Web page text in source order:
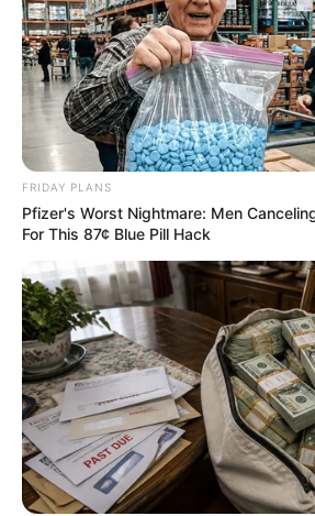
It Might Be Quentin Tarantino's
BRAINBERRIES
Why this ordinary drink is the
best every day
FRIDAY PLANS
Pfizer's Worst Nightmare: Men
For This 87¢ Blue Pill Hack